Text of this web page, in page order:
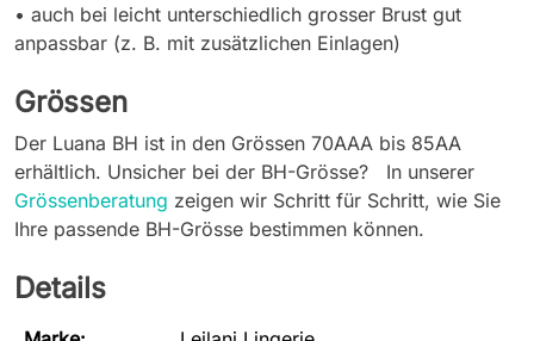
• auch bei leicht unterschiedlich grosser Brust gut
anpassbar (z. B. mit zusätzlichen Einlagen)
Grössen
Der Luana BH ist in den Grössen 70AAA bis 85AA
erhältlich. Unsicher bei der BH-Grösse? In unserer
Grössenberatung zeigen wir Schritt für Schritt, wie Sie
Ihre passende BH-Grösse bestimmen können.
Details